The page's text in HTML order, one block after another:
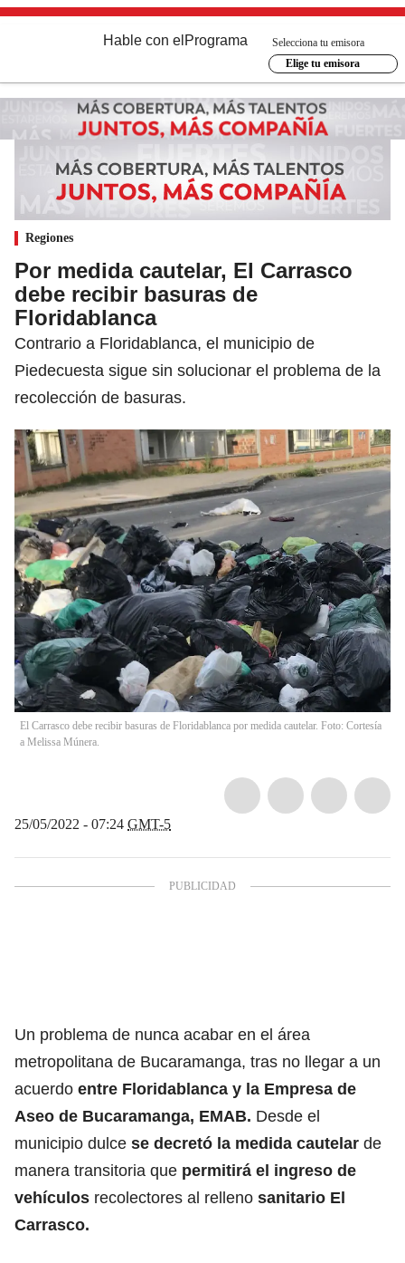
Hable con el Programa
Selecciona tu emisora
Elige tu emisora
Regiones
Por medida cautelar, El Carrasco
debe recibir basuras de
Floridablanca
Contrario a Floridablanca, el municipio de
Piedecuesta sigue sin solucionar el problema de la
recolección de basuras.
El Carrasco debe recibir basuras de Floridablanca por medida cautelar. Foto: Cortesía
a Melissa Múnera.
25/05/2022 - 07:24 GMT-5
Un problema de nunca acabar en el área
metropolitana de Bucaramanga, tras no llegar a un
acuerdo entre Floridablanca y la Empresa de
Aseo de Bucaramanga, EMAB. Desde el
municipio dulce se decretó la medida cautelar de
manera transitoria que permitirá el ingreso de
vehículos recolectores al relleno sanitario El
Carrasco.